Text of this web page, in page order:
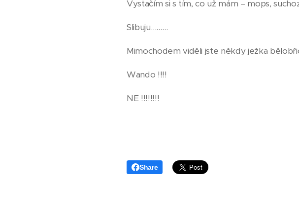
Vystačím si s tím, co už mám – mops,
Slibuju………
Mimochodem viděli jste někdy ježka
Wando !!!!
NE !!!!!!!!
Share